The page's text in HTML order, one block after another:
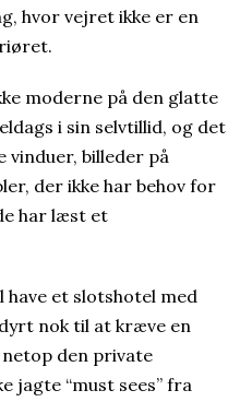
hvor vejret ikke er en
moderne på den glatte
i sin selvtillid, og det
vinduer, billeder på
der ikke har behov for
har læst et
have et slotshotel med
nok til at kræve en
den private
jagte “must sees” fra